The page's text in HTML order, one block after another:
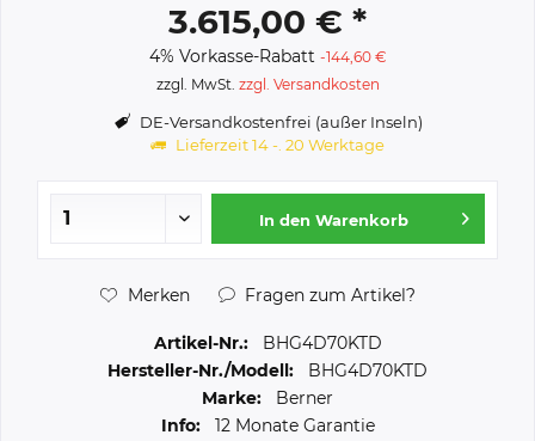
3.615,00 € *
4% Vorkasse-Rabatt -144,60 €
zzgl. MwSt. zzgl. Versandkosten
DE-Versandkostenfrei (außer Inseln)
Lieferzeit 14 -. 20 Werktage
In den Warenkorb
Merken Fragen zum Artikel?
Artikel-Nr.:
BHG4D70KTD
Hersteller-Nr./Modell:
BHG4D70KTD
Marke:
Berner
Info:
12 Monate Garantie